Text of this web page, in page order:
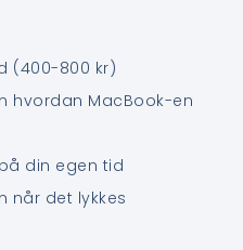
(400-800 kr)
hvordan MacBook-en
din egen tid
når det lykkes